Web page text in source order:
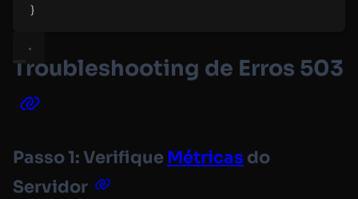
}
Troubleshooting de Erros 503
Passo 1: VerifiqueMétricas do
Servidor